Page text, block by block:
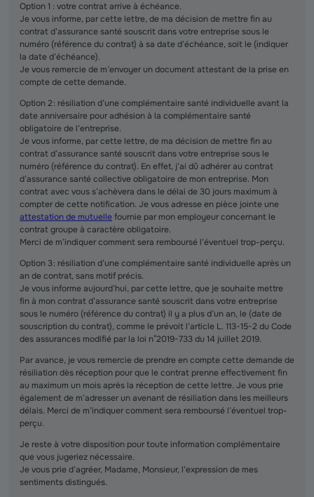
Option 1 : votre contrat arrive à échéance.
Je vous informe, par cette lettre, de ma décision de mettre fin au
contrat d’assurance santé souscrit dans votre entreprise sous le
numéro (référence du contrat) à sa date d’échéance, soit le (indiquer
la date d’échéance).
Je vous remercie de m’envoyer un document attestant de la prise en
compte de cette demande.
Option 2 : résiliation d’une complémentaire santé individuelle avant la
date anniversaire pour adhésion à la complémentaire santé
obligatoire de l’entreprise.
Je vous informe, par cette lettre, de ma décision de mettre fin au
contrat d’assurance santé souscrit dans votre entreprise sous le
numéro (référence du contrat). En effet, j’ai dû adhérer au contrat
d’assurance santé collective obligatoire de mon entreprise. Mon
contrat avec vous s’achèvera dans le délai de 30 jours maximum à
compter de cette notification. Je vous adresse en pièce jointe une
attestation de mutuellefournie par mon employeur concernant le
contrat groupe à caractère obligatoire.
Merci de m’indiquer comment sera remboursé l’éventuel trop-perçu.
Option 3 : résiliation d’une complémentaire santé individuelle après un
an de contrat, sans motif précis.
Je vous informe aujourd’hui, par cette lettre, que je souhaite mettre
fin à mon contrat d’assurance santé souscrit dans votre entreprise
sous le numéro (référence du contrat) il y a plus d’un an, le (date de
souscription du contrat), comme le prévoit l’article L. 113-15-2 du Code
des assurances modifié par la loi n°2019-733 du 14 juillet 2019.
Par avance, je vous remercie de prendre en compte cette demande de
résiliation dès réception pour que le contrat prenne effectivement fin
au maximum un mois après la réception de cette lettre. Je vous prie
également de m’adresser un avenant de résiliation dans les meilleurs
délais. Merci de m’indiquer comment sera remboursé l’éventuel trop-
perçu.
Je reste à votre disposition pour toute information complémentaire
que vous jugeriez nécessaire.
Je vous prie d’agréer, Madame, Monsieur, l’expression de mes
sentiments distingués.